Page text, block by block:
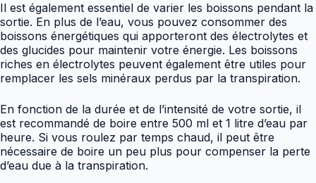
Il est également essentiel de varier les boissons pendant la
sortie. En plus de l’eau, vous pouvez consommer des
boissons énergétiques qui apporteront des électrolytes et
des glucides pour maintenir votre énergie. Les boissons
riches en électrolytes peuvent également être utiles pour
remplacer les sels minéraux perdus par la transpiration.
En fonction de la durée et de l’intensité de votre sortie, il
est recommandé de boire entre 500 ml et 1 litre d’eau par
heure. Si vous roulez par temps chaud, il peut être
nécessaire de boire un peu plus pour compenser la perte
d’eau due à la transpiration.